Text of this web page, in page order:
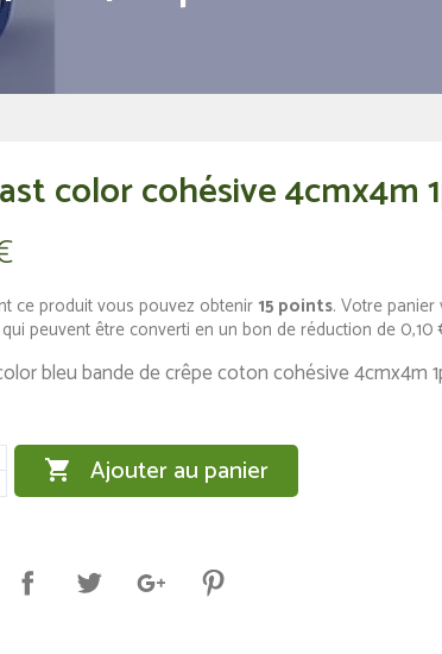
color cohésive 4cmx4m
ce produit vous pouvez obtenir15 points. Votre
qui peuvent être converti en un bon de réduction de 0,10
bleu bande de crêpe coton cohésive 4cmx4m
 Ajouter au panier